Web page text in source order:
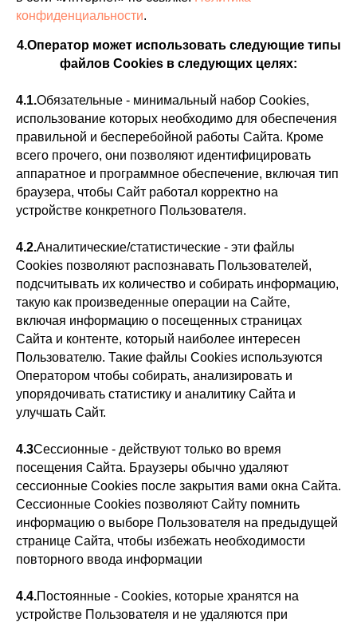
конфиденциальности.
4.Оператор может использовать следующие типы
файлов Сookies в следующих целях:
4.1.Обязательные - минимальный набор Cookies,
использование которых необходимо для обеспечения
правильной и бесперебойной работы Сайта. Кроме
всего прочего, они позволяют идентифицировать
аппаратное и программное обеспечение, включая тип
браузера, чтобы Сайт работал корректно на
устройстве конкретного Пользователя.
4.2.Аналитические/статистические - эти файлы
Cookies позволяют распознавать Пользователей,
подсчитывать их количество и собирать информацию,
такую как произведенные операции на Сайте,
включая информацию о посещенных страницах
Сайта и контенте, который наиболее интересен
Пользователю. Такие файлы Cookies используются
Оператором чтобы собирать, анализировать и
упорядочивать статистику и аналитику Сайта и
улучшать Сайт.
4.3Сессионные - действуют только во время
посещения Сайта. Браузеры обычно удаляют
сессионные Cookies после закрытия вами окна Сайта.
Сессионные Cookies позволяют Сайту помнить
информацию о выборе Пользователя на предыдущей
странице Сайта, чтобы избежать необходимости
повторного ввода информации
4.4.Постоянные - Сookies, которые хранятся на
устройстве Пользователя и не удаляются при